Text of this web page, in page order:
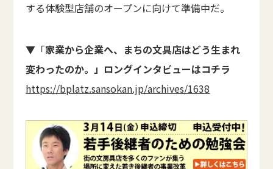
する体験型店舗のオープンに向けて準備中だ。
▼「家業から企業へ、まちの文具店はどう生まれ
変わったのか。」ロングインタビューはコチラ
https://bplatz.sansokan.jp/archives/1638